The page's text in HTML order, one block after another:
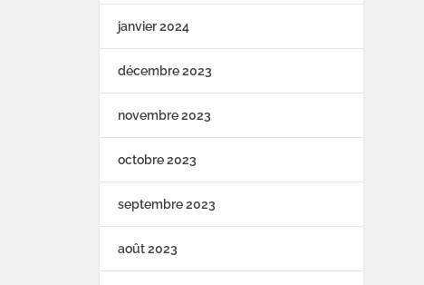
janvier 2024
décembre 2023
novembre 2023
octobre 2023
septembre 2023
août 2023